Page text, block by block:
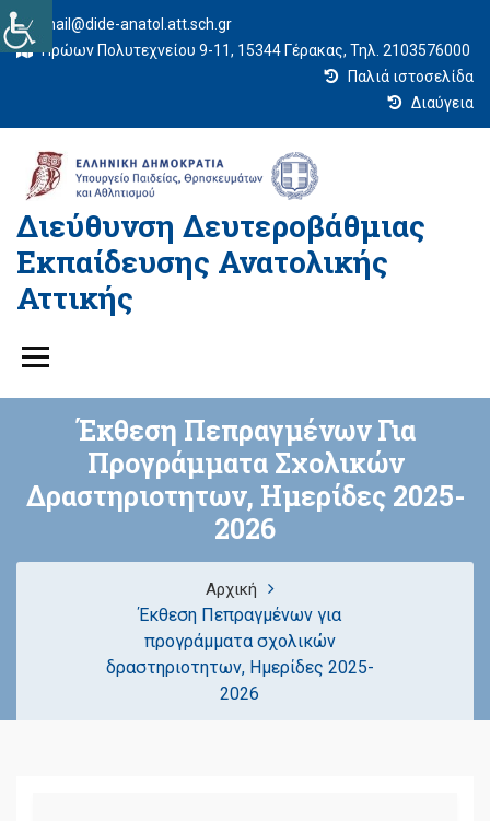
mail@dide-anatol.att.sch.gr
Ηρώων Πολυτεχνείου 9-11, 15344 Γέρακας, Τηλ. 2103576000
Παλιά ιστοσελίδα
Διαύγεια
Διεύθυνση Δευτεροβάθμιας
Εκπαίδευσης Ανατολικής
Αττικής
Έκθεση Πεπραγμένων Για
Προγράμματα Σχολικών
Δραστηριοτητων, Ημερίδες 2025-
2026
Αρχική
Έκθεση Πεπραγμένων για
προγράμματα σχολικών
δραστηριοτητων, Ημερίδες 2025-
2026